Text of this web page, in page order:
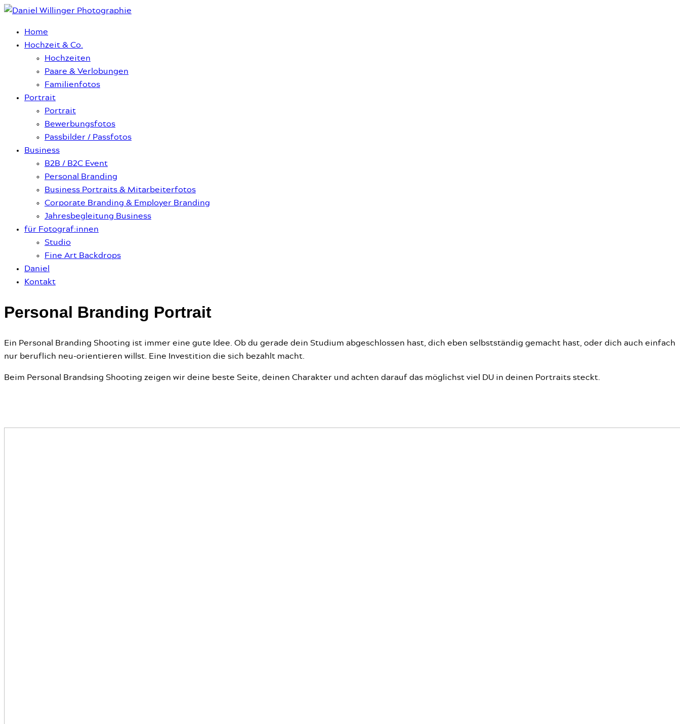
Home
Hochzeit & Co.
Hochzeiten
Paare & Verlobungen
Familienfotos
Portrait
Portrait
Bewerbungsfotos
Passbilder / Passfotos
Business
B2B / B2C Event
Personal Branding
Business Portraits & Mitarbeiterfotos
Corporate Branding & Employer Branding
Jahresbegleitung Business
für Fotograf:innen
Studio
Fine Art Backdrops
Daniel
Kontakt
Personal Branding Portrait
Ein Personal Branding Shooting ist immer eine gute Idee. Ob du gerade dein Studium abgeschlossen hast, dich eben selbstständig gemacht hast, oder dich auch einfach
nur beruflich neu-orientieren willst. Eine Investition die sich bezahlt macht.
Beim Personal Brandsing Shooting zeigen wir deine beste Seite, deinen Charakter und achten darauf das möglichst viel DU in deinen Portraits steckt.